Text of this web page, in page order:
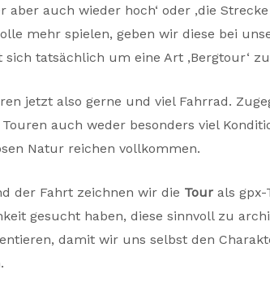
aber auch wieder hoch‘ oder ‚die
mehr spielen, geben wir diese bei
sich tatsächlich um eine Art ‚Bergtour‘
jetzt also gerne und viel Fahrrad.
auch weder besonders viel
Natur reichen vollkommen.
der Fahrt zeichnen wir die Tourals gpx-
gesucht haben, diese sinnvoll zu
damit wir uns selbst den